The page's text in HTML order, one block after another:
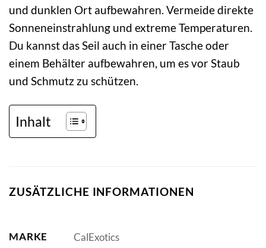
und dunklen Ort aufbewahren. Vermeide direkte
Sonneneinstrahlung und extreme Temperaturen.
Du kannst das Seil auch in einer Tasche oder
einem Behälter aufbewahren, um es vor Staub
und Schmutz zu schützen.
Inhalt
ZUSÄTZLICHE INFORMATIONEN
MARKE CalExotics